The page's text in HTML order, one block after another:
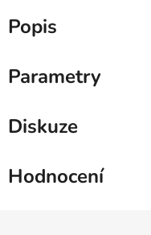
Popis
Parametry
Diskuze
Hodnocení